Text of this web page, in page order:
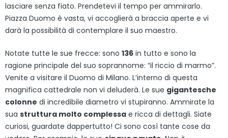
lasciare senza fiato. Prendetevi il tempo per ammirarlo.
Piazza Duomo è vasta, vi accoglierà a braccia aperte e vi
darà la possibilità di contemplare il suo maestro.
Notate tutte le sue frecce: sono 136 in tutto e sono la
ragione principale del suo soprannome: “il riccio di marmo”.
Venite a visitare il Duomo di Milano. L’interno di questa
magnifica cattedrale non vi deluderà. Le sue gigantesche
colonne di incredibile diametro vi stupiranno. Ammirate la
sua struttura molto complessa e ricca di dettagli. Siate
curiosi, guardate dappertutto! Ci sono così tante cose da